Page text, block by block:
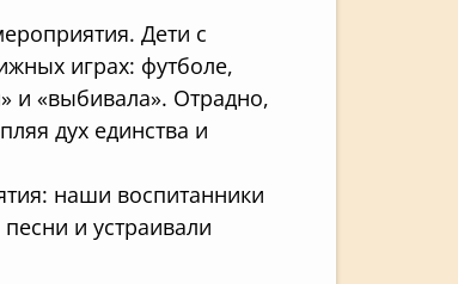
Дети с
играх: футболе,
и «выбивала». Отрадно,
дух единства и
наши воспитанники
и устраивали